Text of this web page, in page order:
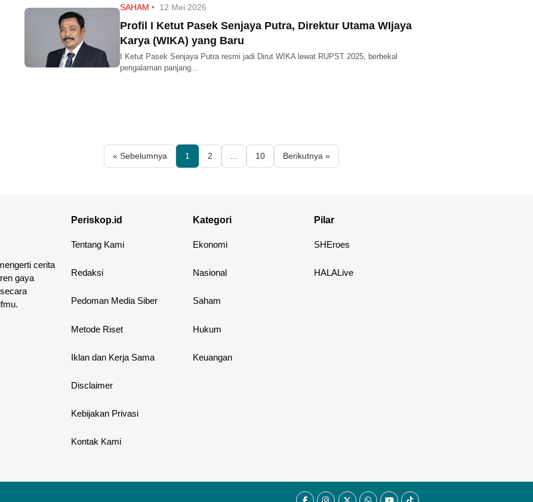
SAHAM • 12 Mei 2026
Profil I Ketut Pasek Senjaya Putra, Direktur Utama WIjaya
Karya (WIKA) yang Baru
I Ketut Pasek Senjaya Putra resmi jadi Dirut WIKA lewat RUPST 2025, berbekal
pengalaman panjang...
« Sebelumnya 1 2 ... 10 Berikutnya »
cerita
gaya
Periskop.id
Tentang Kami
Redaksi
Pedoman Media Siber
Metode Riset
Iklan dan Kerja Sama
Disclaimer
Kebijakan Privasi
Kontak Kami
Kategori
Ekonomi
Nasional
Saham
Hukum
Keuangan
Pilar
SHEroes
HALALive